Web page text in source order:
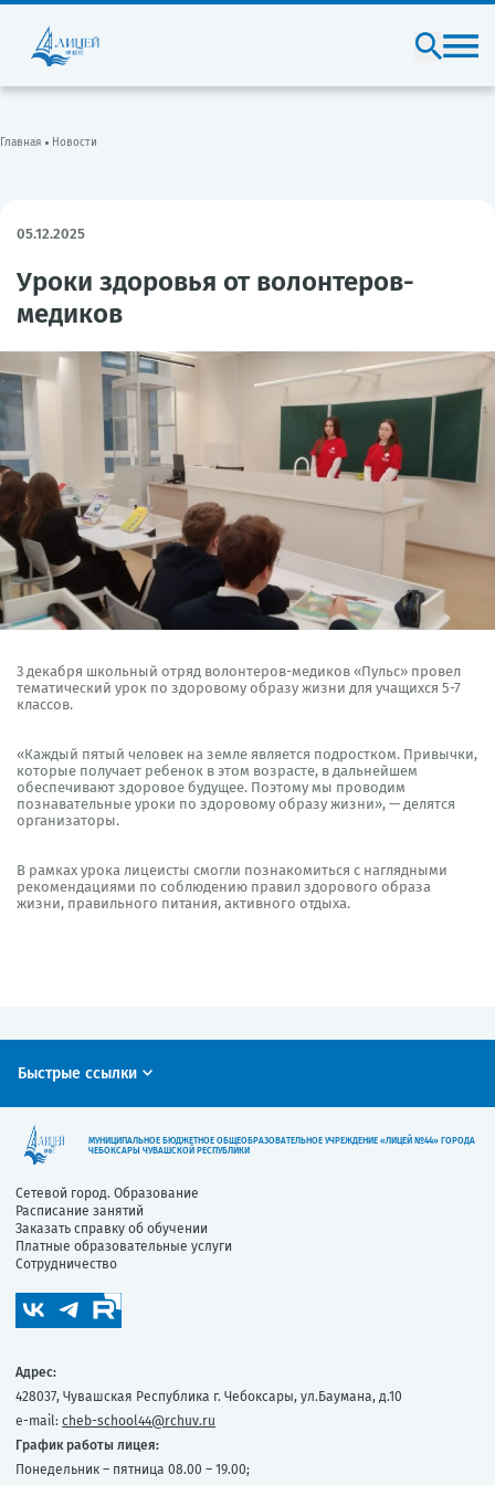
Главная Новости
05.12.2025
Уроки здоровья от волонтеров-
медиков
3 декабря школьный отряд волонтеров-медиков «Пульс» провел
тематический урок по здоровому образу жизни для учащихся 5-7
классов.
«Каждый пятый человек на земле является подростком. Привычки,
которые получает ребенок в этом возрасте, в дальнейшем
обеспечивают здоровое будущее. Поэтому мы проводим
познавательные уроки по здоровому образу жизни», — делятся
организаторы.
В рамках урока лицеисты смогли познакомиться с наглядными
рекомендациями по соблюдению правил здорового образа
жизни, правильного питания, активного отдыха.
Быстрые ссылки
МУНИЦИПАЛЬНОЕ БЮДЖЕТНОЕ ОБЩЕОБРАЗОВАТЕЛЬНОЕ УЧРЕЖДЕНИЕ «ЛИЦЕЙ №44» ГОРОДА
ЧЕБОКСАРЫ ЧУВАШСКОЙ РЕСПУБЛИКИ
Сетевой город. Образование
Расписание занятий
Заказать справку об обучении
Платные образовательные услуги
Сотрудничество
Адрес:
428037, Чувашская Республика г. Чебоксары, ул.Баумана, д.10
e-mail: cheb-school44@rchuv.ru
График работы лицея:
Понедельник – пятница 08.00 – 19.00;